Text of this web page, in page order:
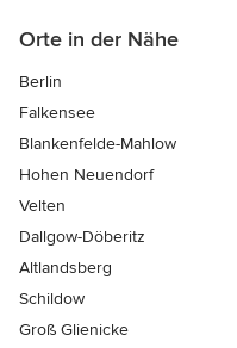
Orte in der Nähe
Berlin
Falkensee
Blankenfelde-Mahlow
Hohen Neuendorf
Velten
Dallgow-Döberitz
Altlandsberg
Schildow
Groß Glienicke